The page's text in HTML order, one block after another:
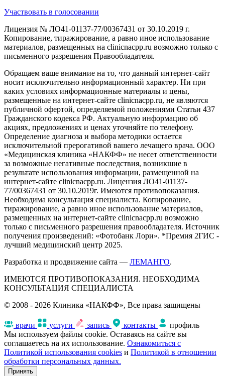
Участвовать в голосовании
Лицензия № ЛО41-01137-77/00367431 от 30.10.2019 г.
Копирование, тиражирование, а равно иное использование
материалов, размещенных на clinicnacpp.ru возможно только с
письменного разрешения Правообладателя.
Обращаем ваше внимание на то, что данный интернет-сайт
носит исключительно информационный характер. Ни при
каких условиях информационные материалы и цены,
размещенные на интернет-сайте clinicnacpp.ru, не являются
публичной офертой, определяемой положениями Статьи 437
Гражданского кодекса РФ. Актуальную информацию об
акциях, предложениях и ценах уточняйте по телефону.
Определение диагноза и выбора методики остается
исключительной прерогативой вашего лечащего врача. ООО
«Медицинская клиника «НАКФФ» не несет ответственности
за возможные негативные последствия, возникшие в
результате использования информации, размещенной на
интернет-сайте clinicnacpp.ru. Лицензия ЛО41-01137-
77/00367431 от 30.10.2019г. Имеются противопоказания.
Необходима консультация специалиста. Копирование,
тиражирование, а равно иное использование материалов,
размещенных на интернет-сайте clinicnacpp.ru возможно
только с письменного разрешения правообладателя. Источник
получения произведений: «Фотобанк Лори». *Премия 2ГИС -
лучший медицинский центр 2025.
Разработка и продвижение сайта — ЛЕМАНГО.
ИМЕЮТСЯ ПРОТИВОПОКАЗАНИЯ. НЕОБХОДИМА
КОНСУЛЬТАЦИЯ СПЕЦИАЛИСТА
© 2008 - 2026 Клиника «НАКФФ», Все права защищены
врачи услуги запись контакты
профиль
Мы используем файлы cookie. Оставаясь на сайте вы
соглашаетесь на их использование. Ознакомиться с
Политикой использования cookies и Политикой в отношении
обработки персональных данных.
Принять